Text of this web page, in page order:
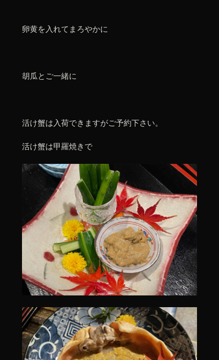
卵黄を入れてまろやかに
胡瓜とご一緒に
活け蟹は入荷できますがご予約下さい。
活け蟹は甲羅焼きで